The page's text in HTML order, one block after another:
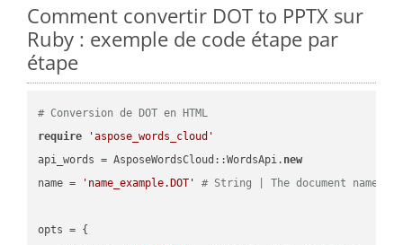
Comment convertir DOT to PPTX sur
Ruby : exemple de code étape par
étape
# Conversion de DOT en HTML
require
'aspose_words_cloud'
api_words = AsposeWordsCloud::WordsApi. new
name =
'name_example.DOT' # String | The document name.
opts = {